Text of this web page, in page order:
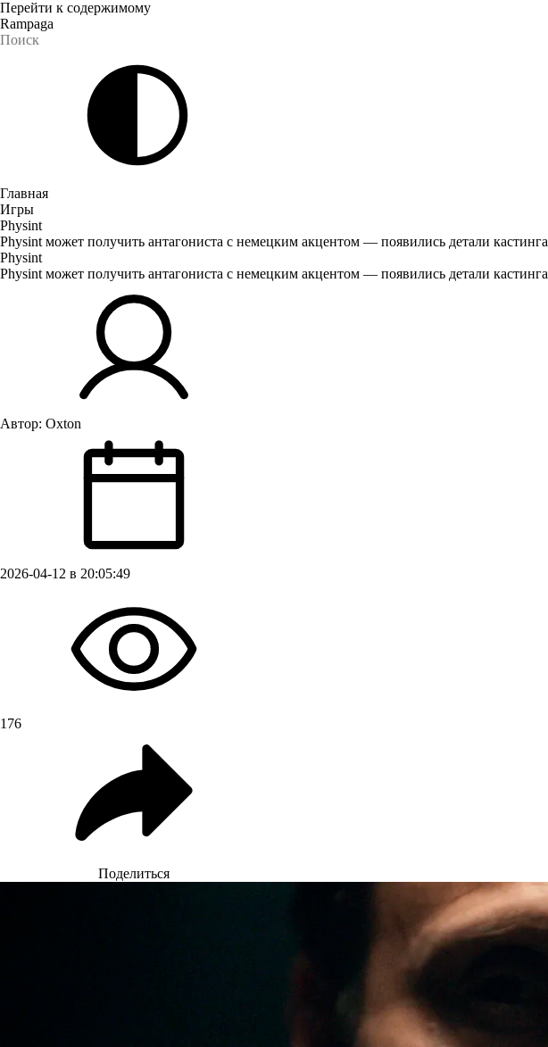
Перейти к содержимому
Rampaga
Главная
Игры
Physint
Physint может получить антагониста с немецким акцентом — появились детали кастинга
Physint
Physint может получить антагониста с немецким акцентом — появились детали кастинга
Автор: Oxton
2026-04-12 в 20:05:49
176
Поделиться